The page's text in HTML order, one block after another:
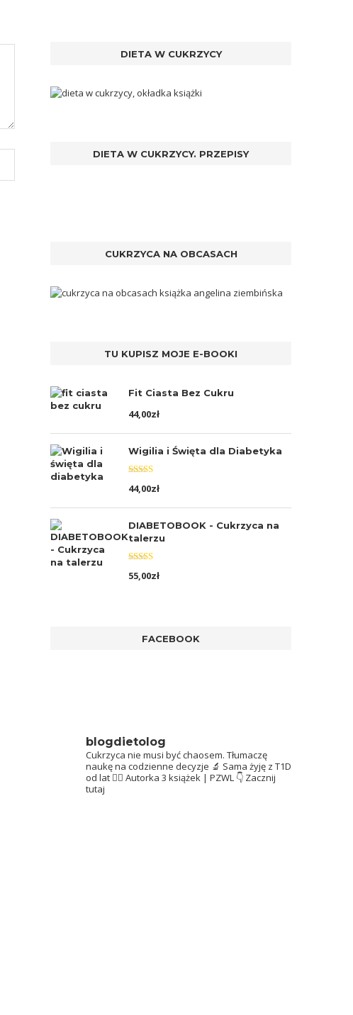
DIETA W CUKRZYCY
DIETA W CUKRZYCY. PRZEPISY
CUKRZYCA NA OBCASACH
TU KUPISZ MOJE E-BOOKI
Fit Ciasta Bez Cukru
44,00zł
Wigilia i Święta dla Diabetyka
Oceniono
5.00na 5
44,00zł
DIABETOBOOK - Cukrzyca na
talerzu
Oceniono
5.00na 5
55,00zł
FACEBOOK
blogdietolog
Cukrzyca nie musi być chaosem. Tłumaczę
naukę na codzienne decyzje 🔬 Sama żyję z T1D
od lat 👩‍⚕️ Autorka 3 książek | PZWL 👇 Zacznij
tutaj